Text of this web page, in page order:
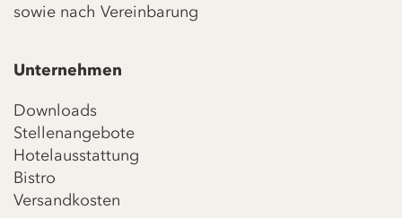
sowie nach Vereinbarung
Unternehmen
Downloads
Stellenangebote
Hotelausstattung
Bistro
Versandkosten